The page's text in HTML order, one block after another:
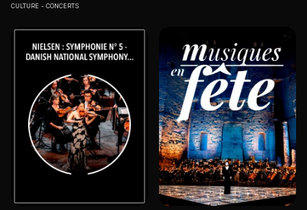
CULTURE CONCERTS